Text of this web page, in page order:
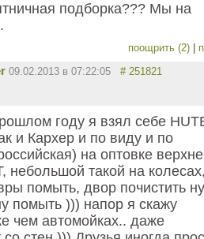
подборка??? Мы на
поощрить (2)
09.02.2013 в 07:22:05 # 251821
году я взял себе
и Кархер и по виду и по
на оптовке
небольшой такой на
помыть, двор почистить
помыть ))) напор я скажу
чем автомойках.. даже